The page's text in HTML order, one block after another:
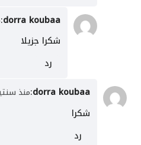
dorra koubaa
:
شكرا جزيلا
رد
dorra koubaa
:منذ
شكرا
رد